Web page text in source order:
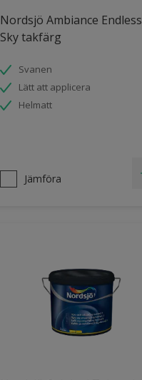
Nordsjö Ambiance Endless
Sky takfärg
Svanen
Lätt att applicera
Helmatt
Jämföra